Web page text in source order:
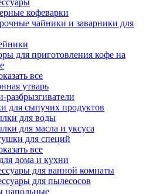
кофеварки
чайники и заварники для
для приготовления кофе на
все
утварь
разбрызгиватели
для сыпучих продуктов
для воды
для масла и уксуса
для специй
все
дома и кухни
для ванной комнаты
для пылесосов
напольные